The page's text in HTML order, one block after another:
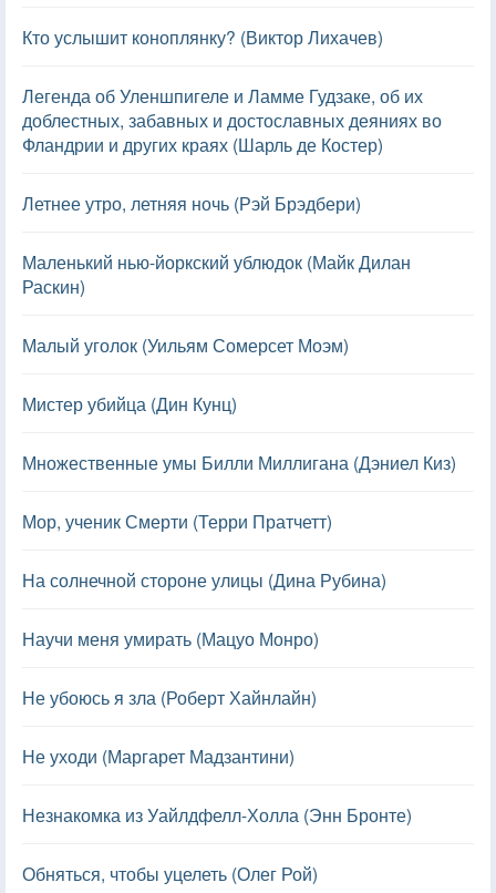
Кто услышит коноплянку? (Виктор Лихачев)
Легенда об Уленшпигеле и Ламме Гудзаке, об их
доблестных, забавных и достославных деяниях во
Фландрии и других краях (Шарль де Костер)
Летнее утро, летняя ночь (Рэй Брэдбери)
Маленький нью-йоркский ублюдок (Майк Дилан
Раскин)
Малый уголок (Уильям Сомерсет Моэм)
Мистер убийца (Дин Кунц)
Множественные умы Билли Миллигана (Дэниел Киз)
Мор, ученик Смерти (Терри Пратчетт)
На солнечной стороне улицы (Дина Рубина)
Научи меня умирать (Мацуо Монро)
Не убоюсь я зла (Роберт Хайнлайн)
Не уходи (Маргарет Мадзантини)
Незнакомка из Уайлдфелл-Холла (Энн Бронте)
Обняться, чтобы уцелеть (Олег Рой)